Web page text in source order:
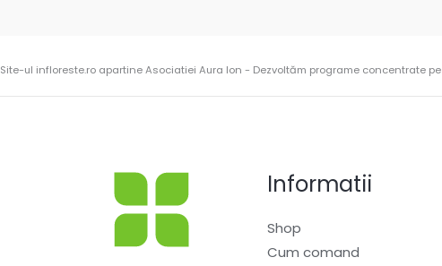
Site-ul infloreste.ro apartine Asociatiei Aura Ion - Dezvoltăm programe concentrate
Informatii
Shop
Cum comand